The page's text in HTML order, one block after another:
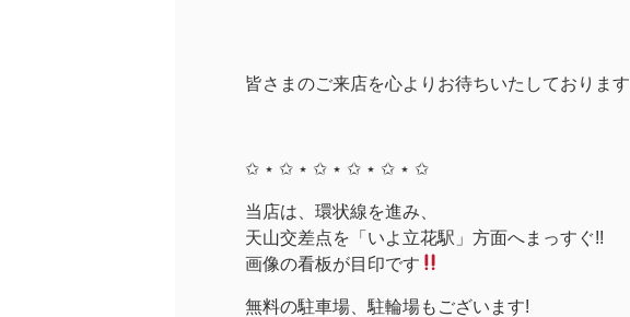
皆さまのご来店を心よりお待ちいたしております
✩ ⋆ ✩ ⋆ ✩ ⋆ ✩ ⋆ ✩ ⋆ ✩
当店は、環状線を進み、
天山交差点を「いよ立花駅」方面へまっすぐ!!
画像の看板が目印です
無料の駐車場、駐輪場もございます!